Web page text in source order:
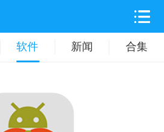
软件 新闻 合集
纸 旅游出行
化 时尚购物